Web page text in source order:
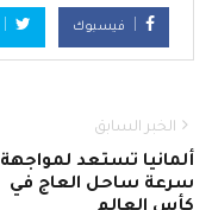
فيسبوك
الخبر السابق
ألمانيا تستعد لمواجهة
سرعة ساحل العاج في